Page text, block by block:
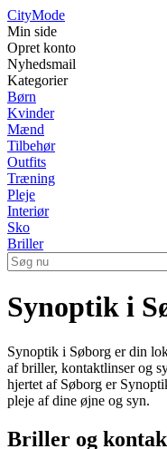
CityMode
Min side
Opret konto
Nyhedsmail
Kategorier
Børn
Kvinder
Mænd
Tilbehør
Outfits
Træning
Pleje
Interiør
Sko
Briller
Synoptik i
Synoptik i Søborg er din
af briller, kontaktlinser og
hjertet af Søborg er
pleje af dine øjne og syn.
Briller og